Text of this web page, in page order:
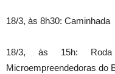
18/3, às 8h30: Caminhada
18/3, às 15h:
Microempreendedoras do